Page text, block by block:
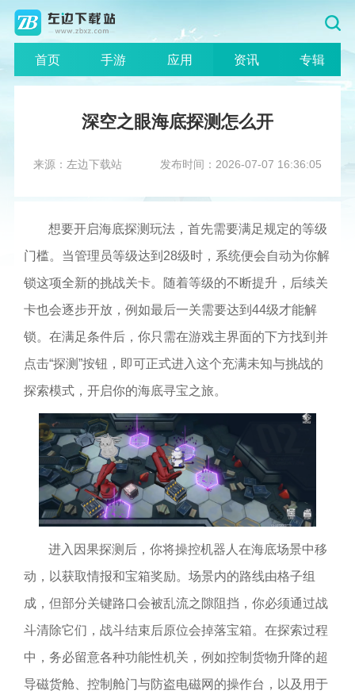
首页 手游 应用 资讯 专辑
深空之眼海底探测怎么开
来源：左边下载站 发布时间：2026-07-07 16:36:05
想要开启海底探测玩法，首先需要满足规定的等级
门槛。当管理员等级达到28级时，系统便会自动为你解
锁这项全新的挑战关卡。随着等级的不断提升，后续关
卡也会逐步开放，例如最后一关需要达到44级才能解
锁。在满足条件后，你只需在游戏主界面的下方找到并
点击“探测”按钮，即可正式进入这个充满未知与挑战的
探索模式，开启你的海底寻宝之旅。
进入因果探测后，你将操控机器人在海底场景中移
动，以获取情报和宝箱奖励。场景内的路线由格子组
成，但部分关键路口会被乱流之隙阻挡，你必须通过战
斗清除它们，战斗结束后原位会掉落宝箱。在探索过程
中，务必留意各种功能性机关，例如控制货物升降的超
导磁货舱、控制舱门与防盗电磁网的操作台，以及用于